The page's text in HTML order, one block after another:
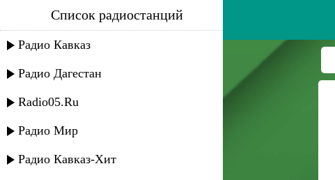
зарипат - ночь искушений
Список радиостанций
Радио Кавказ
Радио Дагестан
Radio05.Ru
Радио Мир
Радио Кавказ-Хит